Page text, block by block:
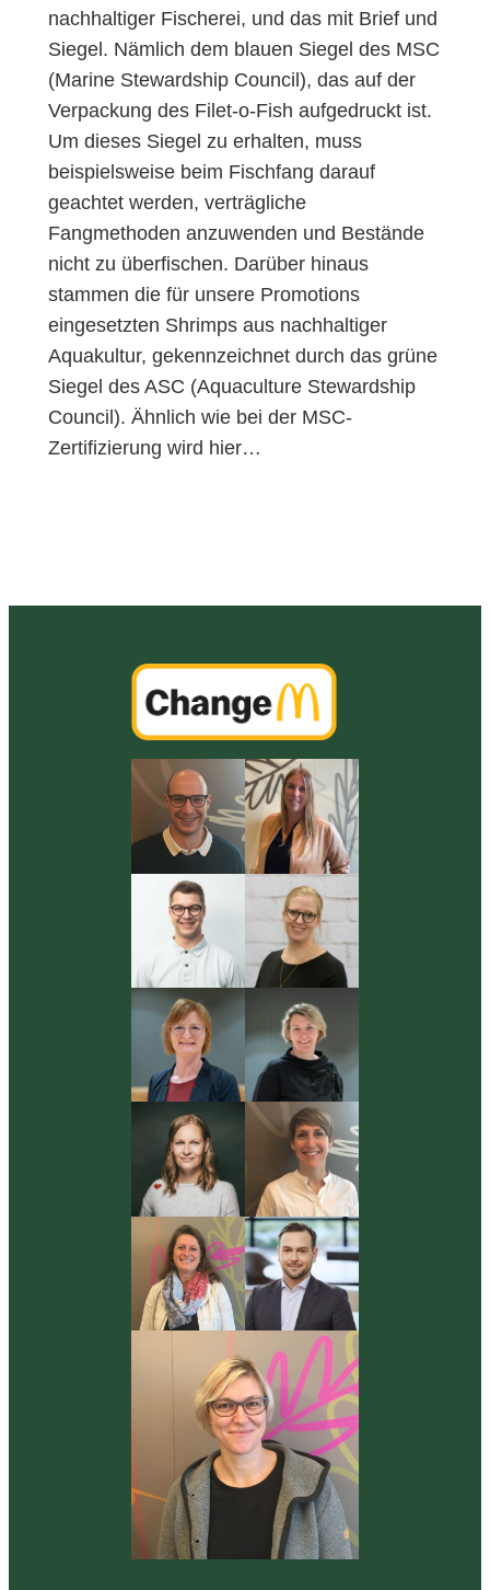
nachhaltiger Fischerei, und das mit Brief und
Siegel. Nämlich dem blauen Siegel des MSC
(Marine Stewardship Council), das auf der
Verpackung des Filet-o-Fish aufgedruckt ist.
Um dieses Siegel zu erhalten, muss
beispielsweise beim Fischfang darauf
geachtet werden, verträgliche
Fangmethoden anzuwenden und Bestände
nicht zu überfischen. Darüber hinaus
stammen die für unsere Promotions
eingesetzten Shrimps aus nachhaltiger
Aquakultur, gekennzeichnet durch das grüne
Siegel des ASC (Aquaculture Stewardship
Council). Ähnlich wie bei der MSC-
Zertifizierung wird hier…